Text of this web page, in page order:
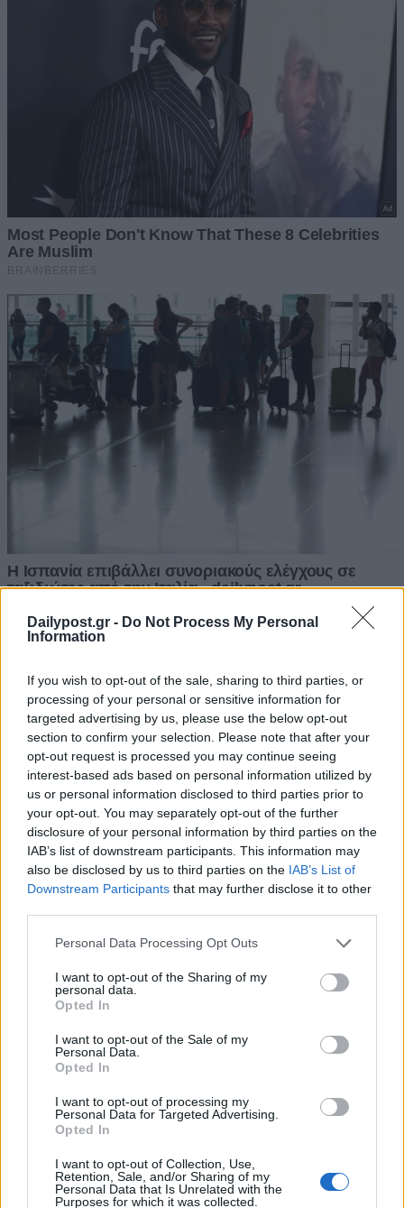
Dailypost.gr - Do Not Process My Personal
Information
If you wish to opt-out of the sale, sharing to third parties, or
processing of your personal or sensitive information for
targeted advertising by us, please use the below opt-out
section to confirm your selection. Please note that after your
opt-out request is processed you may continue seeing
interest-based ads based on personal information utilized by
us or personal information disclosed to third parties prior to
your opt-out. You may separately opt-out of the further
disclosure of your personal information by third parties on the
IAB’s list of downstream participants. This information may
also be disclosed by us to third parties on the IAB’s List of
Downstream Participants that may further disclose it to other
Personal Data Processing Opt Outs
I want to opt-out of the Sharing of my
personal data.
Opted In
I want to opt-out of the Sale of my
Personal Data.
Opted In
I want to opt-out of processing my
Personal Data for Targeted Advertising.
Opted In
I want to opt-out of Collection, Use,
Retention, Sale, and/or Sharing of my
Personal Data that Is Unrelated with the
Purposes for which it was collected.